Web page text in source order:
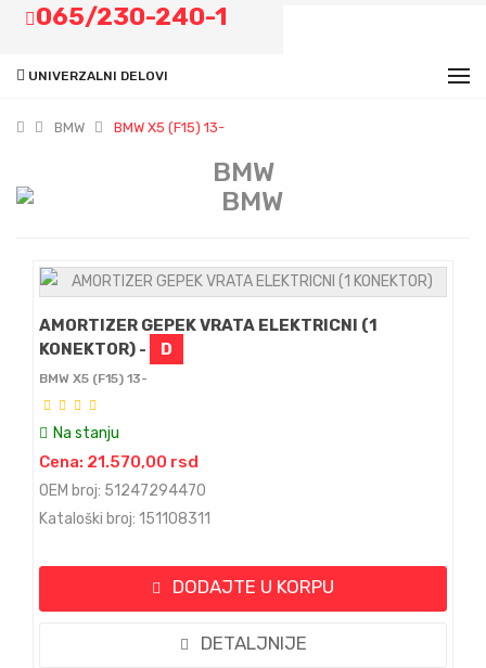
065/230-240-1
UNIVERZALNI DELOVI
BMW BMW X5 (F15) 13-
BMW
AMORTIZER GEPEK VRATA ELEKTRICNI (1
KONEKTOR) -
D
BMW X5 (F15) 13-
Na stanju
Cena: 21.570,00 rsd
OEM broj: 51247294470
Kataloški broj: 151108311
DODAJTE U KORPU
DETALJNIJE